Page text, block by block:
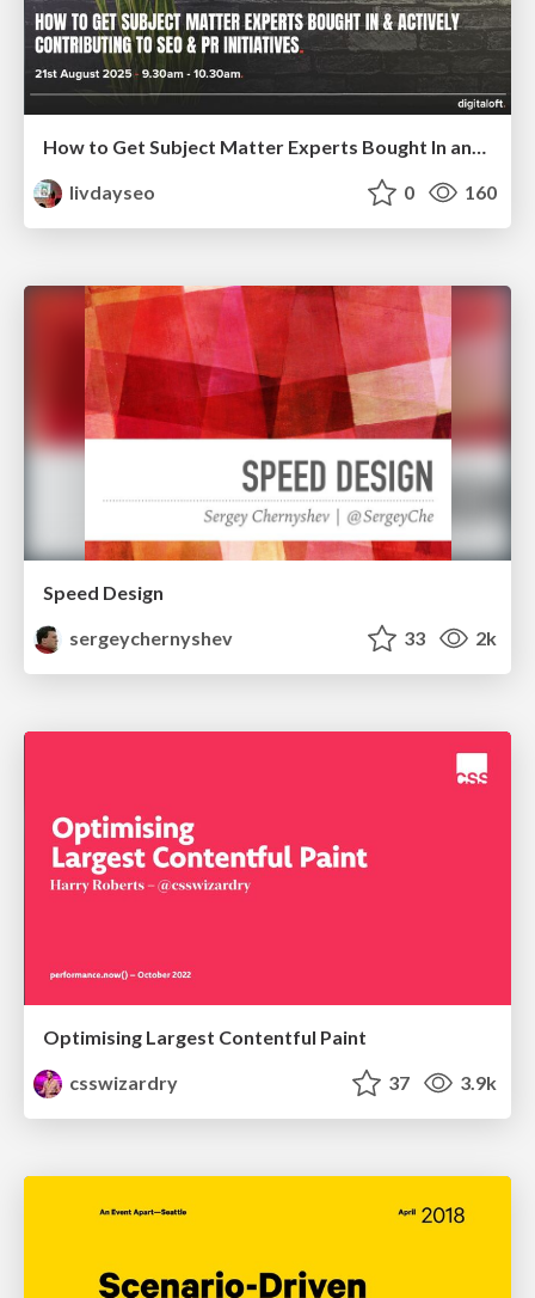
How to Get Subject Matter Experts Bought In and Actively Contributing to SEO & PR Initiatives.
livdayseo
0 160
Speed Design
sergeychernyshev
33 2k
Optimising Largest Contentful Paint
csswizardry
37 3.9k